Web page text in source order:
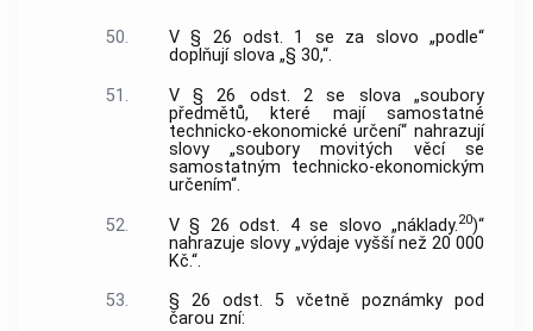
50.
V § 26 odst. 1 se za slovo „podle“
doplňují slova „§ 30,“.
51.
V § 26 odst. 2 se slova „soubory
předmětů, které mají samostatné
technicko-ekonomické určení“ nahrazují
slovy „soubory movitých věcí se
samostatným technicko-ekonomickým
určením“.
52.
V § 26 odst. 4 se slovo „náklady.20)“
nahrazuje slovy „výdaje vyšší než 20 000
Kč.“.
53.
§ 26 odst. 5 včetně poznámky pod
čarou zní: